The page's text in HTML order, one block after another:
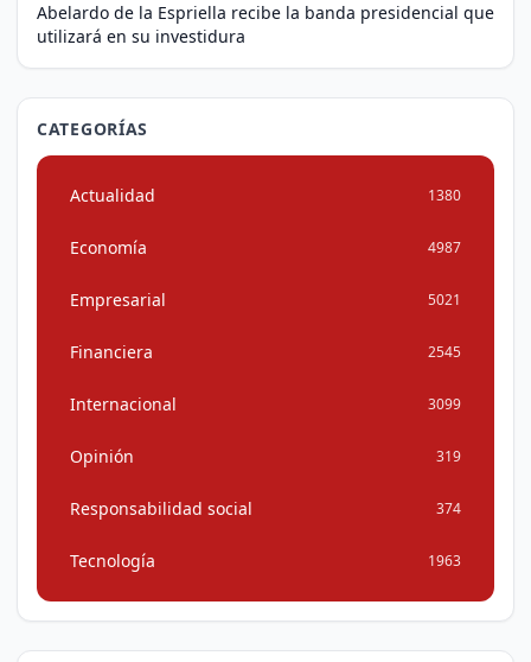
Abelardo de la Espriella recibe la banda presidencial que
utilizará en su investidura
CATEGORÍAS
Actualidad 1380
Economía 4987
Empresarial 5021
Financiera 2545
Internacional 3099
Opinión 319
Responsabilidad social 374
Tecnología 1963